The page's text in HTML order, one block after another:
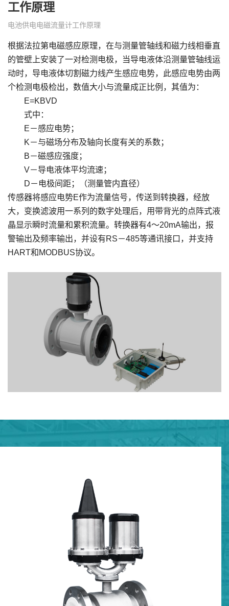
工作原理
电池供电电磁流量计工作原理
根据法拉第电磁感应原理，在与测量管轴线和磁力线相垂直
的管壁上安装了一对检测电极，当导电液体沿测量管轴线运
动时，导电液体切割磁力线产生感应电势，此感应电势由两
个检测电极检出，数值大小与流量成正比例，其值为：
E=KBVD
式中：
E－感应电势；
K－与磁场分布及轴向长度有关的系数；
B－磁感应强度；
V－导电液体平均流速；
D－电极间距；（测量管内直径）
传感器将感应电势E作为流量信号，传送到转换器，经放
大，变换滤波用一系列的数字处理后，用带背光的点阵式液
晶显示瞬时流量和累积流量。转换器有4～20mA输出，报
警输出及频率输出，并设有RS－485等通讯接口，并支持
HART和MODBUS协议。